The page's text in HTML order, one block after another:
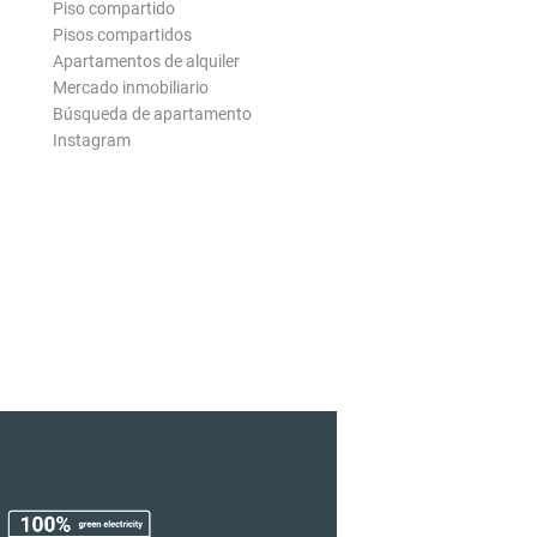
Piso compartido
Pisos compartidos
Apartamentos de alquiler
Mercado inmobiliario
Búsqueda de apartamento
Instagram